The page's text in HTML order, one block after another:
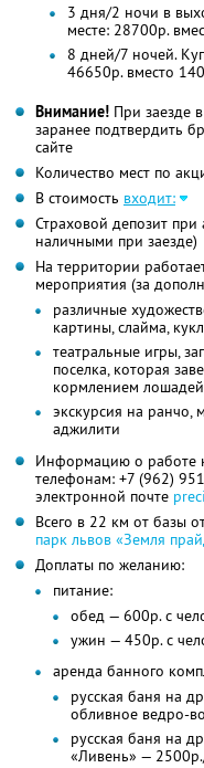
3 дня/2 ночи в
месте: 28700р.
8 дней/7 ночей.
46650р. вместо
Внимание! При заезде
заранее подтвердить
сайте
Количество мест по
В стоимость входит:
Страховой депозит
наличными при заезде)
На территории
мероприятия (за
различные
картины, слайма,
театральные игры,
поселка, которая
кормлением лошадей
экскурсия на ранчо,
аджилити
Информацию о работе
телефонам: +7 (962)
электронной почте
Всего в 22 км от базы
парк львов «Земля
Доплаты по желанию:
питание:
обед — 600р. с
ужин — 450р. с
аренда банного
русская баня на
обливное ведро-
русская баня на
«Ливень» —